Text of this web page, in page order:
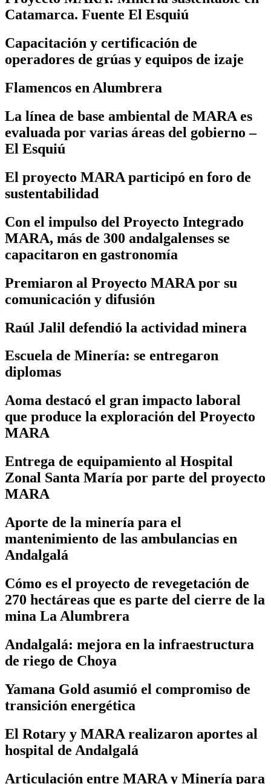
Catamarca. Fuente El Esquiú
Capacitación y certificación de
operadores de grúas y equipos de izaje
Flamencos en Alumbrera
La línea de base ambiental de MARA es
evaluada por varias áreas del gobierno –
El Esquiú
El proyecto MARA participó en foro de
sustentabilidad
Con el impulso del Proyecto Integrado
MARA, más de 300 andalgalenses se
capacitaron en gastronomía
Premiaron al Proyecto MARA por su
comunicación y difusión
Raúl Jalil defendió la actividad minera
Escuela de Minería: se entregaron
diplomas
Aoma destacó el gran impacto laboral
que produce la exploración del Proyecto
MARA
Entrega de equipamiento al Hospital
Zonal Santa María por parte del proyecto
MARA
Aporte de la minería para el
mantenimiento de las ambulancias en
Andalgalá
Cómo es el proyecto de revegetación de
270 hectáreas que es parte del cierre de la
mina La Alumbrera
Andalgalá: mejora en la infraestructura
de riego de Choya
Yamana Gold asumió el compromiso de
transición energética
El Rotary y MARA realizaron aportes al
hospital de Andalgalá
Articulación entre MARA y Minería para